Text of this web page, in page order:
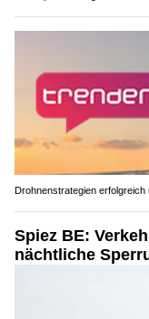
Drohnenstrategien
Spiez BE:
nächtliche